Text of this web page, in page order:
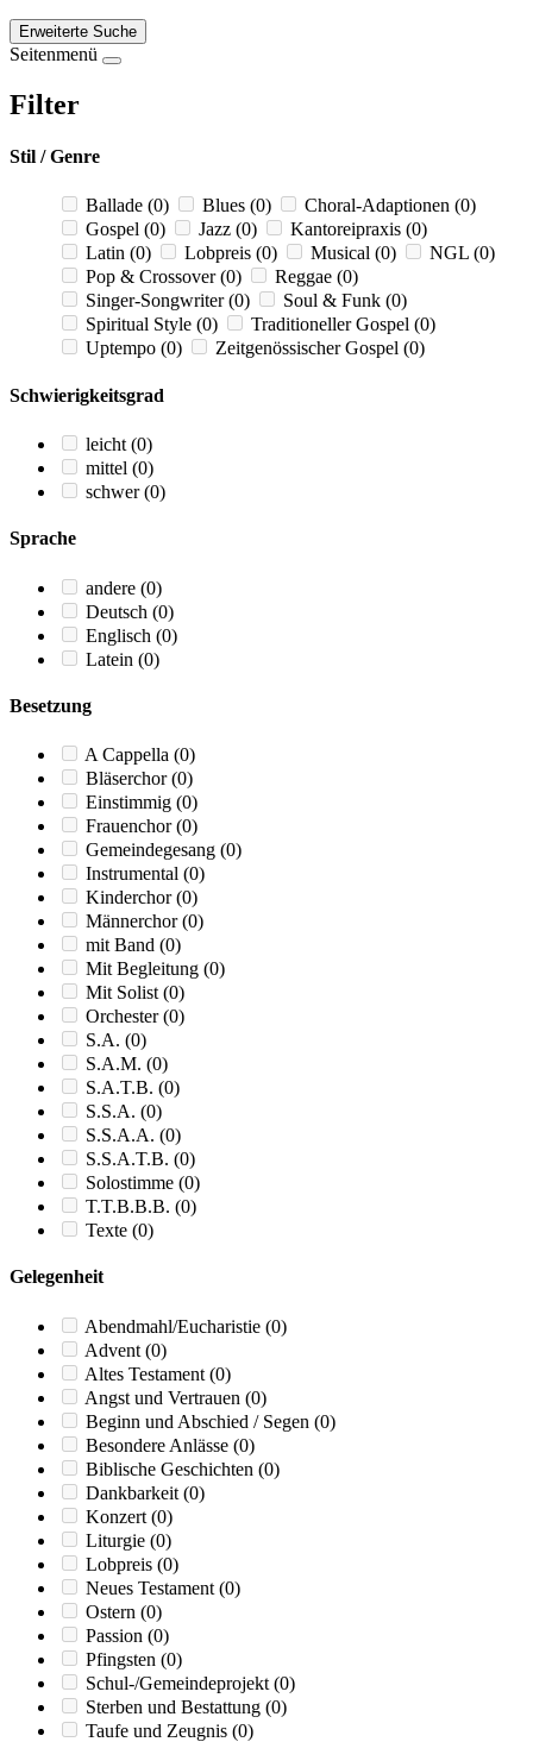
Erweiterte Suche
Seitenmenü
Filter
Stil / Genre
Ballade (0) Blues (0) Choral-Adaptionen (0)
Gospel (0) Jazz (0) Kantoreipraxis (0)
Latin (0) Lobpreis (0) Musical (0) NGL (0)
Pop & Crossover(0) Reggae (0)
Singer-Songwriter(0) Soul & Funk (0)
Spiritual Style (0) Traditioneller Gospel (0)
Uptempo (0) Zeitgenössischer Gospel (0)
Schwierigkeitsgrad
leicht (0)
mittel (0)
schwer(0)
Sprache
andere (0)
Deutsch (0)
Englisch (0)
Latein (0)
Besetzung
A Cappella (0)
Bläserchor(0)
Einstimmig (0)
Frauenchor(0)
Gemeindegesang (0)
Instrumental (0)
Kinderchor(0)
Männerchor(0)
mit Band (0)
Mit Begleitung (0)
Mit Solist (0)
Orchester(0)
S.A. (0)
S.A.M. (0)
S.A.T.B. (0)
S.S.A. (0)
S.S.A.A. (0)
S.S.A.T.B. (0)
Solostimme (0)
T.T.B.B.B. (0)
Texte (0)
Gelegenheit
Abendmahl/Eucharistie (0)
Advent (0)
Altes Testament (0)
Angst und Vertrauen (0)
Beginn und Abschied / Segen (0)
Besondere Anlässe (0)
Biblische Geschichten (0)
Dankbarkeit (0)
Konzert (0)
Liturgie (0)
Lobpreis (0)
Neues Testament (0)
Ostern (0)
Passion (0)
Pfingsten (0)
Schul-/Gemeindeprojekt (0)
Sterben und Bestattung (0)
Taufe und Zeugnis (0)